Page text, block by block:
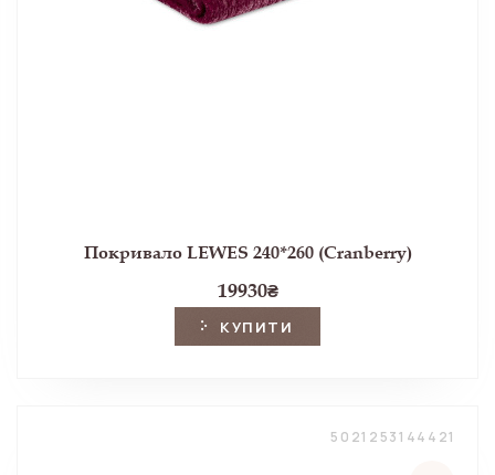
Покривало LEWES 240*260 (Cranberry)
19930₴
КУПИТИ
5021253144421